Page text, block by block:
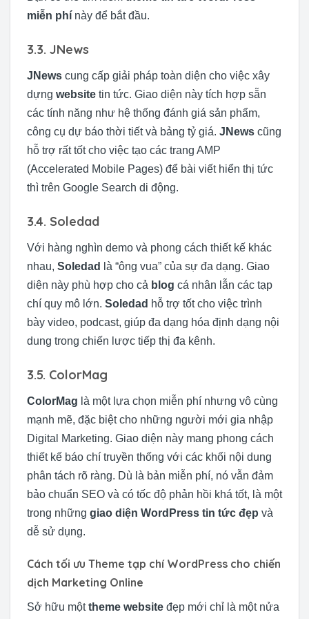
miễn phí này để bắt đầu.
3.3. JNews
JNews cung cấp giải pháp toàn diện cho việc xây
dựng website tin tức. Giao diện này tích hợp sẵn
các tính năng như hệ thống đánh giá sản phẩm,
công cụ dự báo thời tiết và bảng tỷ giá. JNews cũng
hỗ trợ rất tốt cho việc tạo các trang AMP
(Accelerated Mobile Pages) để bài viết hiển thị tức
thì trên Google Search di động.
3.4. Soledad
Với hàng nghìn demo và phong cách thiết kế khác
nhau, Soledad
là “ông vua” của sự đa dạng. Giao
diện này phù hợp cho cả blog cá nhân lẫn các tạp
chí quy mô lớn. Soledad hỗ trợ tốt cho việc trình
bày video, podcast, giúp đa dạng hóa định dạng nội
dung trong chiến lược tiếp thị đa kênh.
3.5. ColorMag
ColorMag là một lựa chọn miễn phí nhưng vô cùng
mạnh mẽ, đặc biệt cho những người mới gia nhập
Digital Marketing. Giao diện này mang phong cách
thiết kế báo chí truyền thống với các khối nội dung
phân tách rõ ràng. Dù là bản miễn phí, nó vẫn đảm
bảo chuẩn SEO và có tốc độ phản hồi khá tốt, là một
trong những giao diện WordPress tin tức đẹp và
dễ sử dụng.
Cách tối ưu Theme tạp chí WordPress cho chiến
dịch Marketing Online
Sở hữu mộttheme website đẹp mới chỉ là một nửa